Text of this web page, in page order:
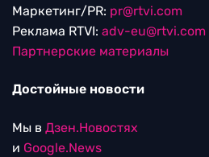
Маркетинг/PR: pr@rtvi.com
Реклама RTVI: adv-eu@rtvi.com
Партнерские материалы
Достойные новости
Мы в Дзен.Новостях
и Google.News